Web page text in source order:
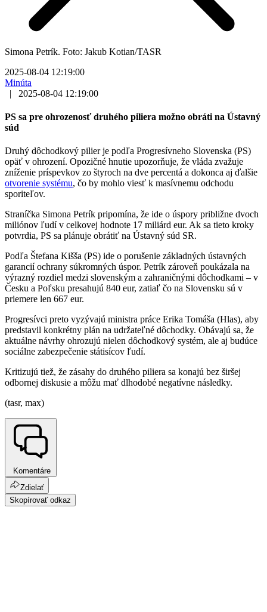
Simona Petrík. Foto: Jakub Kotian/TASR
2025-08-04 12:19:00
Minúta
|
2025-08-04 12:19:00
PS sa pre ohrozenosť druhého piliera možno obráti na Ústavný
súd
Druhý dôchodkový pilier je podľa Progresívneho Slovenska (PS)
opäť v ohrození. Opozičné hnutie upozorňuje, že vláda zvažuje
zníženie príspevkov zo štyroch na dve percentá a dokonca aj ďalšie
otvorenie systému, čo by mohlo viesť k masívnemu odchodu
sporiteľov.
Straníčka Simona Petrík pripomína, že ide o úspory približne dvoch
miliónov ľudí v celkovej hodnote 17 miliárd eur. Ak sa tieto kroky
potvrdia, PS sa plánuje obrátiť na Ústavný súd SR.
Podľa Štefana Kišša (PS) ide o porušenie základných ústavných
garancií ochrany súkromných úspor. Petrík zároveň poukázala na
výrazný rozdiel medzi slovenským a zahraničnými dôchodkami – v
Česku a Poľsku presahujú 840 eur, zatiaľ čo na Slovensku sú v
priemere len 667 eur.
Progresívci preto vyzývajú ministra práce Erika Tomáša (Hlas), aby
predstavil konkrétny plán na udržateľné dôchodky. Obávajú sa, že
aktuálne návrhy ohrozujú nielen dôchodkový systém, ale aj budúce
sociálne zabezpečenie státisícov ľudí.
Kritizujú tiež, že zásahy do druhého piliera sa konajú bez širšej
odbornej diskusie a môžu mať dlhodobé negatívne následky.
(tasr, max)
Komentáre
Zdielať
Skopírovať odkaz